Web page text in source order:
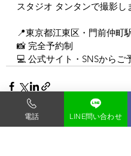
スタジオ タンタンで撮影し
📍東京都江東区・門前仲町
📸 完全予約制
💻 公式サイト・SNSからご
電話 LINE問い合わせ